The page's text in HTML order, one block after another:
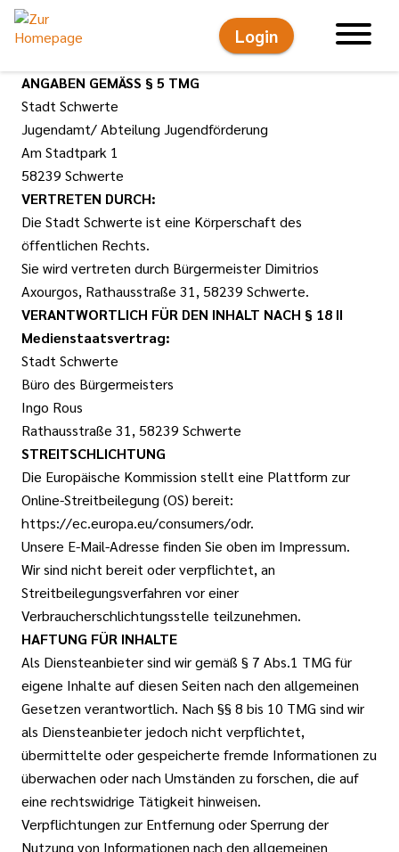
Login
ANGABEN GEMÄSS § 5 TMG
Stadt Schwerte
Jugendamt/ Abteilung Jugendförderung
Am Stadtpark 1
58239 Schwerte
VERTRETEN DURCH:
Die Stadt Schwerte ist eine Körperschaft des
öffentlichen Rechts.
Sie wird vertreten durch Bürgermeister Dimitrios
Axourgos, Rathausstraße 31, 58239 Schwerte.
VERANTWORTLICH FÜR DEN INHALT NACH § 18 II
Medienstaatsvertrag:
Stadt Schwerte
Büro des Bürgermeisters
Ingo Rous
Rathausstraße 31, 58239 Schwerte
STREITSCHLICHTUNG
Die Europäische Kommission stellt eine Plattform zur
Online-Streitbeilegung (OS) bereit:
https://ec.europa.eu/consumers/odr.
Unsere E-Mail-Adresse finden Sie oben im Impressum.
Wir sind nicht bereit oder verpflichtet, an
Streitbeilegungsverfahren vor einer
Verbraucherschlichtungsstelle teilzunehmen.
HAFTUNG FÜR INHALTE
Als Diensteanbieter sind wir gemäß § 7 Abs.1 TMG für
eigene Inhalte auf diesen Seiten nach den allgemeinen
Gesetzen verantwortlich. Nach §§ 8 bis 10 TMG sind wir
als Diensteanbieter jedoch nicht verpflichtet,
übermittelte oder gespeicherte fremde Informationen zu
überwachen oder nach Umständen zu forschen, die auf
eine rechtswidrige Tätigkeit hinweisen.
Verpflichtungen zur Entfernung oder Sperrung der
Nutzung von Informationen nach den allgemeinen